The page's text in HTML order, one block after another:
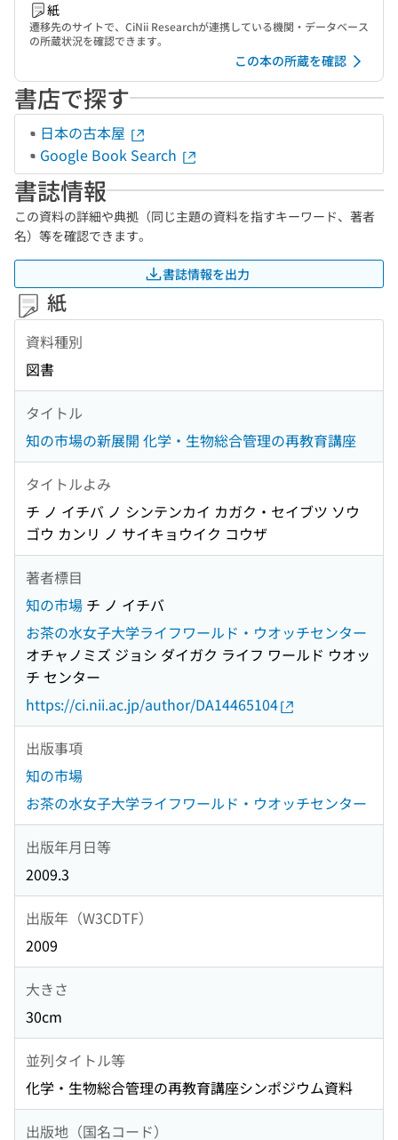
紙
遷移先のサイトで、CiNii Researchが連携している機関・データベース
の所蔵状況を確認できます。
この本の所蔵を確認
書店で探す
日本の古本屋
Google Book Search
書誌情報
この資料の詳細や典拠（同じ主題の資料を指すキーワード、著者
名）等を確認できます。
書誌情報を出力
紙
資料種別
図書
タイトル
知の市場の新展開 化学・生物総合管理の再教育講座
タイトルよみ
チ ノ イチバ ノ シンテンカイ カガク・セイブツ ソウ
ゴウ カンリ ノ サイキョウイク コウザ
著者標目
知の市場 チ ノ イチバ
お茶の水女子大学ライフワールド・ウオッチセンター
オチャノミズ ジョシ ダイガク ライフ ワールド ウオッ
チ センター
https://ci.nii.ac.jp/author/DA14465104
出版事項
知の市場
お茶の水女子大学ライフワールド・ウオッチセンター
出版年月日等
2009.3
出版年（W3CDTF）
2009
大きさ
30cm
並列タイトル等
化学・生物総合管理の再教育講座シンポジウム資料
出版地（国名コード）